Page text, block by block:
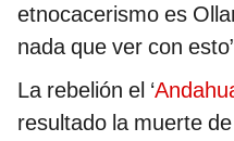
etnocacerismo es
nada que ver con
La rebelión el ‘
resultado la muerte